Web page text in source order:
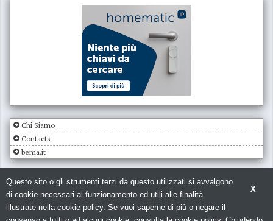
Chi Siamo
Contacts
bema.it
X
Questo sito o gli strumenti terzi da questo utilizzati si avvalgono
di cookie necessari al funzionamento ed utili alle finalità
illustrate nella cookie policy. Se vuoi saperne di più o negare il